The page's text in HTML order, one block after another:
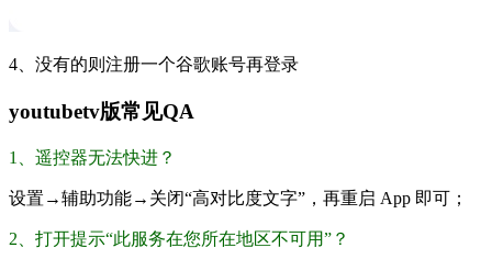
4、没有的则注册一个谷歌账号再登录
youtubetv版常见QA
1、遥控器无法快进？
设置→辅助功能→关闭“高对比度文字”，再重启 App 即可；
2、打开提示“此服务在您所在地区不可用”？